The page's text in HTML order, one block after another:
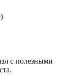
с полезными